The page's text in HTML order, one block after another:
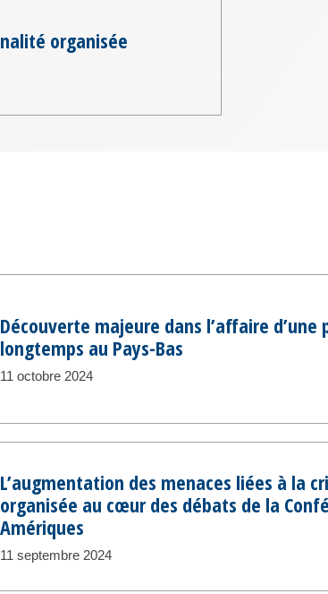
organisée
Découverte majeure dans l’affaire
longtemps au Pays-Bas
11 octobre 2024
L’augmentation des menaces liées à la
organisée au cœur des débats de la
Amériques
11 septembre 2024